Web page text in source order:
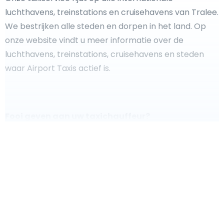
luchthavens, treinstations en cruisehavens van Tralee.
We bestrijken alle steden en dorpen in het land. Op
onze website vindt u meer informatie over de
luchthavens, treinstations, cruisehavens en steden
waar Airport Taxis actief is.